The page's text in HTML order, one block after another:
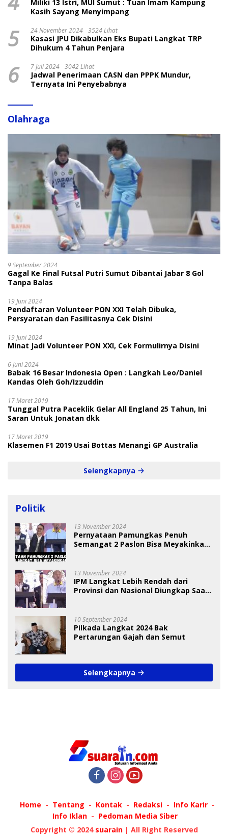
Miliki 13 Istri, MUI Sumut : Tuan Imam Kampung
Kasih Sayang Menyimpang
5 24 November 2024 3524 Lihat
Kasasi JPU Dikabulkan Eks Bupati Langkat TRP
Dihukum 4 Tahun Penjara
6 7 Juli 2024 3042 Lihat
Jadwal Penerimaan CASN dan PPPK Mundur,
Ternyata Ini Penyebabnya
Olahraga
9 September 2024
Gagal Ke Final Futsal Putri Sumut Dibantai Jabar 8 Gol
Tanpa Balas
19 Juni 2024
Pendaftaran Volunteer PON XXI Telah Dibuka,
Persyaratan dan Fasilitasnya Cek Disini
19 Juni 2024
Minat Jadi Volunteer PON XXI, Cek Formulirnya Disini
6 Juni 2024
Babak 16 Besar Indonesia Open : Langkah Leo/Daniel
Kandas Oleh Goh/Izzuddin
17 Maret 2019
Tunggal Putra Paceklik Gelar All England 25 Tahun, Ini
Saran Untuk Jonatan dkk
17 Maret 2019
Klasemen F1 2019 Usai Bottas Menangi GP Australia
Selengkapnya
Politik
13 November 2024
Pernyataan Pamungkas Penuh
Semangat 2 Paslon Bisa Meyakinkan
13 November 2024
IPM Langkat Lebih Rendah dari
Provinsi dan Nasional Diungkap Saat
10 September 2024
Pilkada Langkat 2024 Bak
Pertarungan Gajah dan Semut
Selengkapnya
Home Tentang Kontak Redaksi
Info Karir
Info Iklan
Pedoman Media Siber
Copyright © 2024 suarain| All Right Reserved